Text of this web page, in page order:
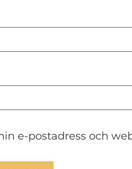
e-postadress och